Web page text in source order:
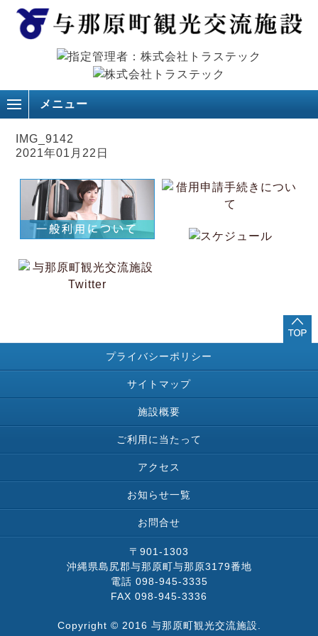
メニュー
IMG_9142
2021年01月22日
プライバシーポリシー
サイトマップ
施設概要
ご利用に当たって
アクセス
お知らせ一覧
お問合せ
〒901-1303
沖縄県島尻郡与那原町与那原3179番地
電話 098-945-3335
FAX 098-945-3336
Copyright © 2016 与那原町観光交流施設.